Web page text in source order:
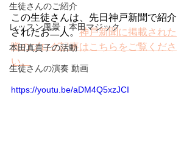
生徒さんのご紹介
レッスン風景・本田マジック
本田真貴子の活動
生徒さんの演奏 動画
この生徒さんは、先日神戸新聞で紹介
されたお二人。神戸新聞に掲載された
際のブログ記事はこちらをご覧くださ
い。
https://youtu.be/aDM4Q5xzJCI